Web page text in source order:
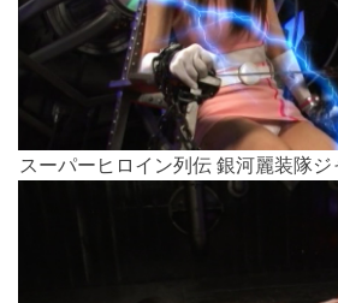
スーパーヒロイン列伝 銀河麗装隊